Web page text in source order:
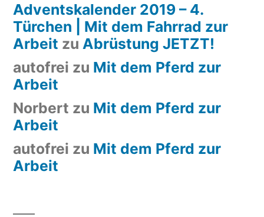
Adventskalender 2019 – 4.
Türchen | Mit dem Fahrrad zur
Arbeit zu Abrüstung JETZT!
autofrei zu Mit dem Pferd zur
Arbeit
Norbert zu Mit dem Pferd zur
Arbeit
autofrei zu Mit dem Pferd zur
Arbeit